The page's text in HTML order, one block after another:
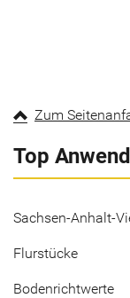
Zum
Top
Sachsen-Anhalt-
Flurstücke
Bodenrichtwerte